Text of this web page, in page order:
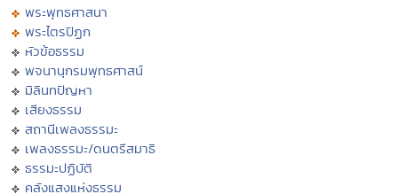
พระพุทธศาสนา
พระไตรปิฏก
หัวข้อธรรม
พจนานุกรมพุทธศาสน์
มิลินทปัญหา
เสียงธรรม
สถานีเพลงธรรมะ
เพลงธรรมะ/ดนตรีสมาธิ
ธรรมะปฏิบัติ
คลังแสงแห่งธรรม